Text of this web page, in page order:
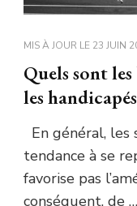
MIS À JOUR LE 23 JUIN
Quels sont
les
En général, les
tendance à se
favorise pas
conséquent, de …